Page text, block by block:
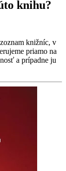
knihu?
knižníc, v
priamo na
a prípadne ju